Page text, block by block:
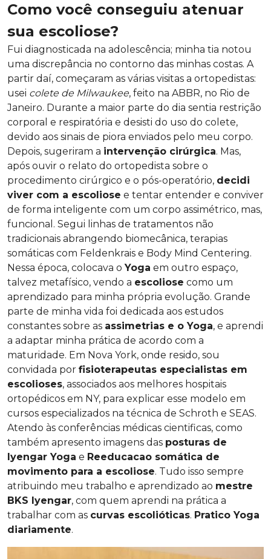
Como você conseguiu atenuar
sua escoliose?
Fui diagnosticada na adolescência; minha tia notou
uma discrepância no contorno das minhas costas. A
partir daí, começaram as várias visitas a ortopedistas:
usei colete de Milwaukee, feito na ABBR, no Rio de
Janeiro. Durante a maior parte do dia sentia restrição
corporal e respiratória e desisti do uso do colete,
devido aos sinais de piora enviados pelo meu corpo.
Depois, sugeriram a intervenção cirúrgica. Mas,
após ouvir o relato do ortopedista sobre o
procedimento cirúrgico e o pós-operatório, decidi
viver com a escoliose e tentar entender e conviver
de forma inteligente com um corpo assimétrico, mas,
funcional. Segui linhas de tratamentos não
tradicionais abrangendo biomecânica, terapias
somáticas com Feldenkrais e Body Mind Centering.
Nessa época, colocava o Yoga em outro espaço,
talvez metafísico, vendo a escoliose como um
aprendizado para minha própria evolução. Grande
parte de minha vida foi dedicada aos estudos
constantes sobre as assimetrias e o Yoga, e aprendi
a adaptar minha prática de acordo com a
maturidade. Em Nova York, onde resido, sou
convidada por fisioterapeutas especialistas em
escolioses, associados aos melhores hospitais
ortopédicos em NY, para explicar esse modelo em
cursos especializados na técnica de Schroth e SEAS.
Atendo às conferências médicas cientificas, como
também apresento imagens das posturas de
Iyengar Yoga e Reeducacao somática de
movimento para a escoliose. Tudo isso sempre
atribuindo meu trabalho e aprendizado ao mestre
BKS Iyengar, com quem aprendi na prática a
trabalhar com as curvas escolióticas. Pratico Yoga
diariamente.